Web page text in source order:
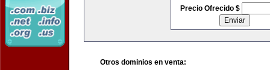
Precio Ofrecido $
Otros dominios en venta: